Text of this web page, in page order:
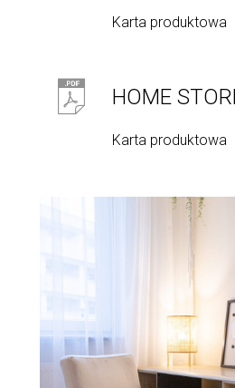
Karta produktowa
HOME
Karta produktowa